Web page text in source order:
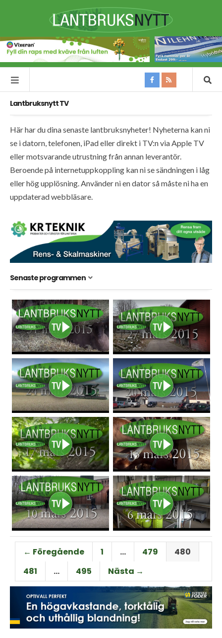
Lantbruksnytt TV
Här har du dina senaste lantbruksnyheter! Nyheterna kan ni
se i datorn, telefonen, iPad eller direkt i TV:n via Apple TV
eller motsvarande utrustning från annan leverantör.
Beroende på internetuppkoppling kan ni se sändningen i låg
eller hög upplösning. Använder ni en dator så måste ni ha en
uppdaterad webbläsare.
Senaste programmen
← Föregående 1 … 479
480
481
… 495 Nästa →